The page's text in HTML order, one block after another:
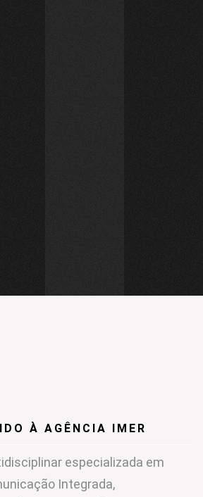
À AGÊNCIA IMER
especializada em
Integrada,